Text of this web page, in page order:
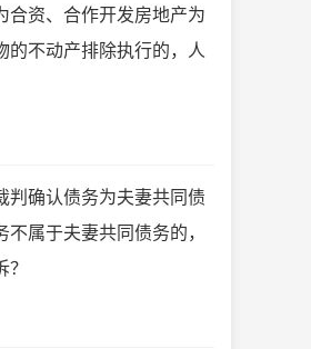
合资、合作开发房地产为
的不动产排除执行的，人
判确认债务为夫妻共同债
属于夫妻共同债务的，